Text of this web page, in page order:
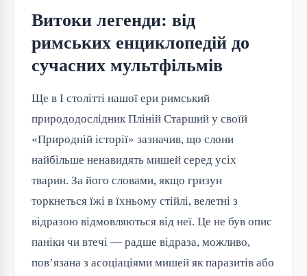
Витоки легенди: від
римських енциклопедій до
сучасних мультфільмів
Ще в I столітті нашої ери римський
природодослідник Пліній Старший у своїй
«Природній історії» зазначив, що слони
найбільше ненавидять мишей серед усіх
тварин. За його словами, якщо гризун
торкнеться їжі в їхньому стійлі, велетні з
відразою відмовляються від неї. Це не був опис
паніки чи втечі — радше відраза, можливо,
пов’язана з асоціаціями мишей як паразитів або